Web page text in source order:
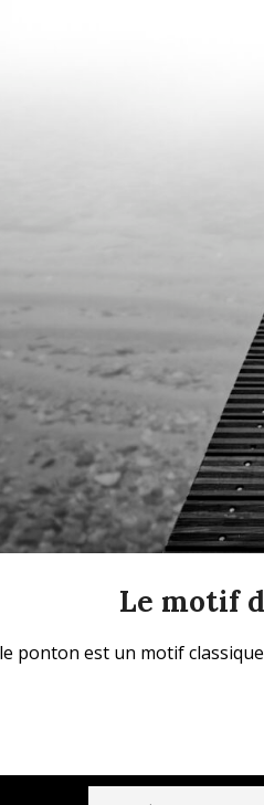
Le motif
ponton est un motif